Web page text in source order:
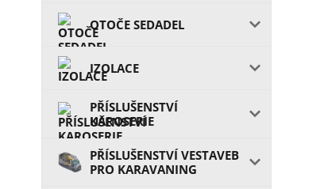
OTOČE SEDADEL
IZOLACE
PŘÍSLUŠENSTVÍ
KAROSERIE
PŘÍSLUŠENSTVÍ VESTAVEB
PRO KARAVANING